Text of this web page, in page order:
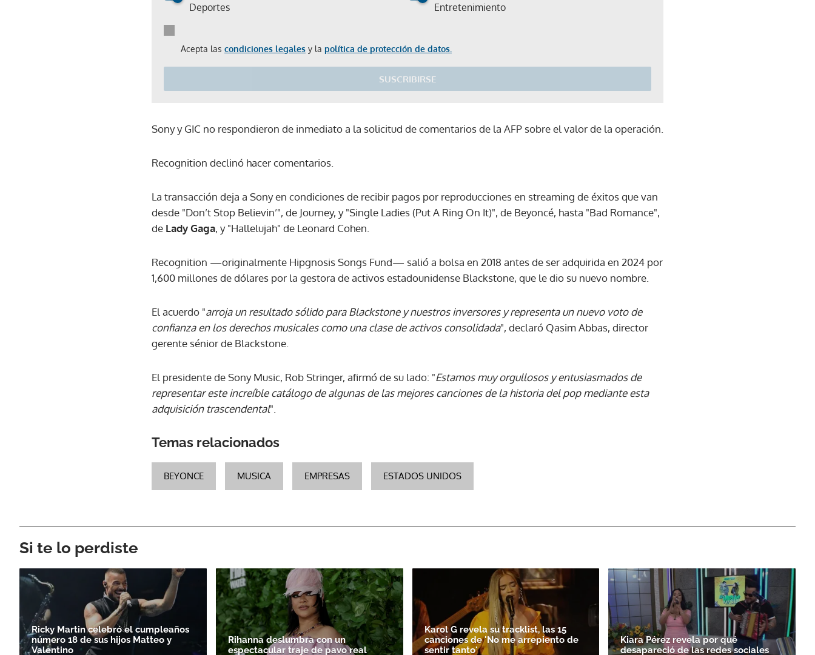
Deportes Entretenimiento
Acepta las condiciones legales y la política de protección de datos.
SUSCRIBIRSE
Gracias por suscribirte a nuestro boletín.
ACEPTAR
Sony y GIC no respondieron de inmediato a la solicitud de comentarios de la AFP sobre el valor de la operación.
Recognition declinó hacer comentarios.
La transacción deja a Sony en condiciones de recibir pagos por reproducciones en streaming de éxitos que van
desde "Don’t Stop Believin’", de Journey, y "Single Ladies (Put A Ring On It)", de Beyoncé, hasta "Bad Romance",
de Lady Gaga, y "Hallelujah" de Leonard Cohen.
Recognition —originalmente Hipgnosis Songs Fund— salió a bolsa en 2018 antes de ser adquirida en 2024 por
1,600 millones de dólares por la gestora de activos estadounidense Blackstone, que le dio su nuevo nombre.
El acuerdo "arroja un resultado sólido para Blackstone y nuestros inversores y representa un nuevo voto de
confianza en los derechos musicales como una clase de activos consolidada", declaró Qasim Abbas, director
gerente sénior de Blackstone.
El presidente de Sony Music, Rob Stringer, afirmó de su lado: "Estamos muy orgullosos y entusiasmados de
representar este increíble catálogo de algunas de las mejores canciones de la historia del pop mediante esta
adquisición trascendental".
Temas relacionados
BEYONCE MUSICA EMPRESAS ESTADOS UNIDOS
Si te lo perdiste
Ricky Martin celebró el cumpleaños
número 18 de sus hijos Matteo y
Valentino
Rihanna deslumbra con un
espectacular traje de pavo real
Karol G revela su tracklist, las 15
canciones de 'No me arrepiento de
sentir tanto'
Kiara Pérez revela por qué
desapareció de las redes sociales